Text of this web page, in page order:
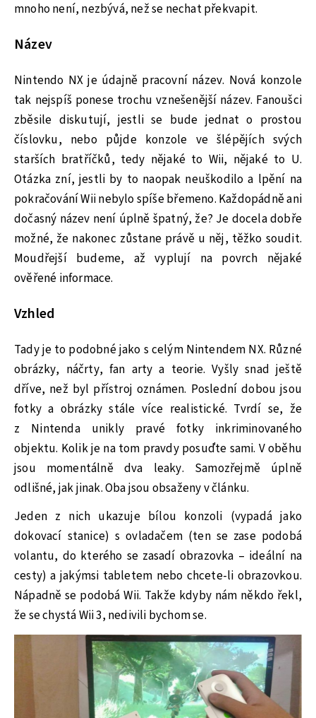
mnoho není, nezbývá, než se nechat překvapit.
Název
Nintendo NX je údajně pracovní název. Nová konzole
tak nejspíš ponese trochu vznešenější název. Fanoušci
zběsile diskutují, jestli se bude jednat o prostou
číslovku, nebo půjde konzole ve šlépějích svých
starších bratříčků, tedy nějaké to Wii, nějaké to U.
Otázka zní, jestli by to naopak neuškodilo a lpění na
pokračování Wii nebylo spíše břemeno. Každopádně ani
dočasný název není úplně špatný, že? Je docela dobře
možné, že nakonec zůstane právě u něj, těžko soudit.
Moudřejší budeme, až vyplují na povrch nějaké
ověřené informace.
Vzhled
Tady je to podobné jako s celým Nintendem NX. Různé
obrázky, náčrty, fan arty a teorie. Vyšly snad ještě
dříve, než byl přístroj oznámen. Poslední dobou jsou
fotky a obrázky stále více realistické. Tvrdí se, že
z Nintenda unikly pravé fotky inkriminovaného
objektu. Kolik je na tom pravdy posuďte sami. V oběhu
jsou momentálně dva leaky. Samozřejmě úplně
odlišné, jak jinak. Oba jsou obsaženy v článku.
Jeden z nich ukazuje bílou konzoli (vypadá jako
dokovací stanice) s ovladačem (ten se zase podobá
volantu, do kterého se zasadí obrazovka – ideální na
cesty) a jakýmsi tabletem nebo chcete-li obrazovkou.
Nápadně se podobá Wii. Takže kdyby nám někdo řekl,
že se chystá Wii 3, nedivili bychom se.